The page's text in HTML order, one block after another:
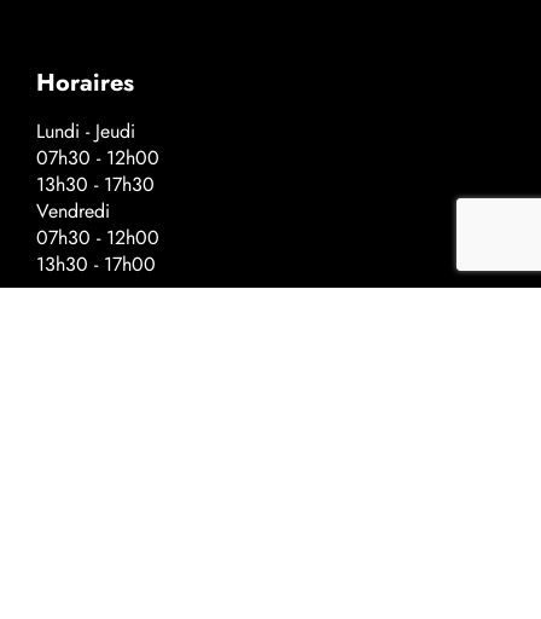
Horaires
Lundi - Jeudi
07h30 - 12h00
13h30 - 17h30
Vendredi
07h30 - 12h00
13h30 - 17h00